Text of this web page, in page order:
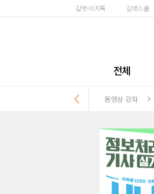
길벗·이지톡 길벗스쿨
전체
동영상 강좌